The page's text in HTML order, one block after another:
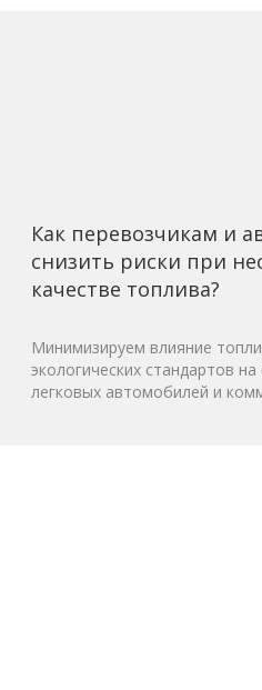
Как перевозчикам и
снизить риски при
качестве топлива?
Минимизируем влияние
экологических стандартов
легковых автомобилей и